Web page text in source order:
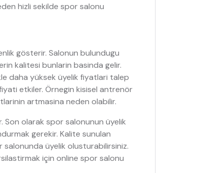
hizli sekilde spor salonu
gösterir. Salonun bulundugu
kalitesi bunlarin basinda gelir.
daha yüksek üyelik fiyatlari talep
etkiler. Örnegin kisisel antrenör
artmasina neden olabilir.
Son olarak spor salonunun üyelik
gerekir. Kalite sunulan
üyelik olusturabilirsiniz.
için online spor salonu